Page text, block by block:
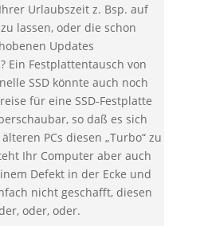
Urlaubszeit z. Bsp. auf
lassen, oder die schon
Updates
Ein Festplattentausch von
SSD könnte auch noch
für eine SSD-Festplatte
so daß es sich
PCs diesen „Turbo“ zu
Ihr Computer aber auch
Defekt in der Ecke und
nicht geschafft, diesen
oder, oder.